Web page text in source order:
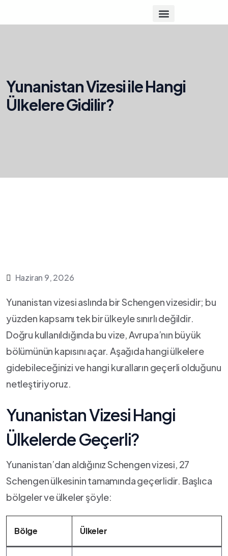
Yunanistan Vizesi ile Hangi
Ülkelere Gidilir?
Haziran 9, 2026
Yunanistan vizesi aslında bir Schengen vizesidir; bu
yüzden kapsamı tek bir ülkeyle sınırlı değildir.
Doğru kullanıldığında bu vize, Avrupa’nın büyük
bölümünün kapısını açar. Aşağıda hangi ülkelere
gidebileceğinizi ve hangi kuralların geçerli olduğunu
netleştiriyoruz.
Yunanistan Vizesi Hangi
Ülkelerde Geçerli?
Yunanistan’dan aldığınız Schengen vizesi, 27
Schengen ülkesinin tamamında geçerlidir. Başlıca
bölgeler ve ülkeler şöyle:
Bölge Ülkeler